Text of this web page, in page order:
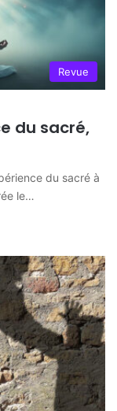
Revue
du sacré,
du sacré à
le…